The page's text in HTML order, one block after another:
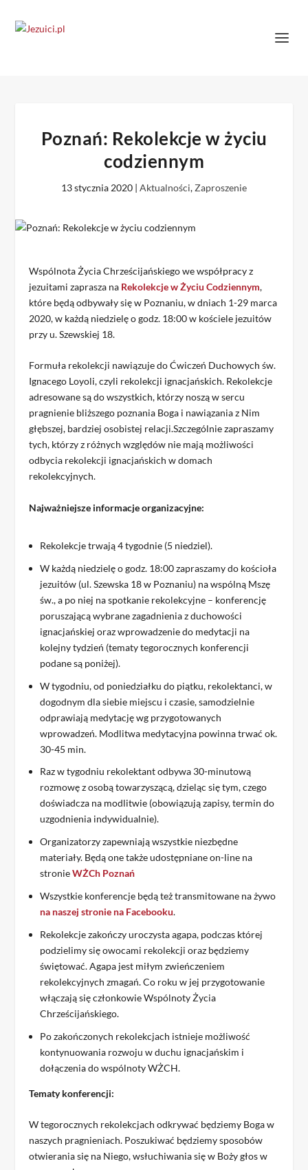
Poznań: Rekolekcje w życiu
codziennym
13 stycznia 2020 | Aktualności, Zaproszenie
Wspólnota Życia Chrześcijańskiego we współpracy z
jezuitami zaprasza na Rekolekcje w Życiu Codziennym,
które będą odbywały się w Poznaniu, w dniach 1-29 marca
2020, w każdą niedzielę o godz. 18:00 w kościele jezuitów
przy u. Szewskiej 18.
Formuła rekolekcji nawiązuje do Ćwiczeń Duchowych św.
Ignacego Loyoli, czyli rekolekcji ignacjańskich. Rekolekcje
adresowane są do wszystkich, którzy noszą w sercu
pragnienie bliższego poznania Boga i nawiązania z Nim
głębszej, bardziej osobistej relacji.Szczególnie zapraszamy
tych, którzy z różnych względów nie mają możliwości
odbycia rekolekcji ignacjańskich w domach
rekolekcyjnych.
Najważniejsze informacje organizacyjne:
Rekolekcje trwają 4 tygodnie (5 niedziel).
W każdą niedzielę o godz. 18:00 zapraszamy do kościoła
jezuitów (ul. Szewska 18 w Poznaniu) na wspólną Mszę
św., a po niej na spotkanie rekolekcyjne – konferencję
poruszającą wybrane zagadnienia z duchowości
ignacjańskiej oraz wprowadzenie do medytacji na
kolejny tydzień (tematy tegorocznych konferencji
podane są poniżej).
W tygodniu, od poniedziałku do piątku, rekolektanci, w
dogodnym dla siebie miejscu i czasie, samodzielnie
odprawiają medytację wg przygotowanych
wprowadzeń. Modlitwa medytacyjna powinna trwać ok.
30-45 min.
Raz w tygodniu rekolektant odbywa 30-minutową
rozmowę z osobą towarzyszącą, dzieląc się tym, czego
doświadcza na modlitwie (obowiązują zapisy, termin do
uzgodnienia indywidualnie).
Organizatorzy zapewniają wszystkie niezbędne
materiały. Będą one także udostępniane on-line na
stronieWŻCh Poznań
Wszystkie konferencje będą też transmitowane na żywo
na naszej stronie na Facebooku.
Rekolekcje zakończy uroczysta agapa, podczas której
podzielimy się owocami rekolekcji oraz będziemy
świętować. Agapa jest miłym zwieńczeniem
rekolekcyjnych zmagań. Co roku w jej przygotowanie
włączają się członkowie Wspólnoty Życia
Chrześcijańskiego.
Po zakończonych rekolekcjach istnieje możliwość
kontynuowania rozwoju w duchu ignacjańskim i
dołączenia do wspólnoty WŻCH.
Tematy konferencji:
W tegorocznych rekolekcjach odkrywać będziemy Boga w
naszych pragnieniach. Poszukiwać będziemy sposobów
otwierania się na Niego, wsłuchiwania się w Boży głos w